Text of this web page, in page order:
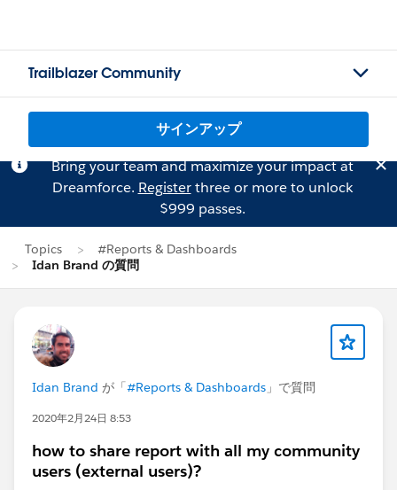
Trailblazer Community
サインアップ
Bring your team and maximize your impact at
Dreamforce. Registerthree or more to unlock
$999 passes.
Topics
#Reports & Dashboards
Idan Brand の質問
Idan Brand が「#Reports & Dashboards 」で質問
2020年2月24日 8:53
how to share report with all my community
users (external users)?